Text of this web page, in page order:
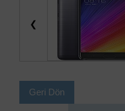
❮
Geri Dön